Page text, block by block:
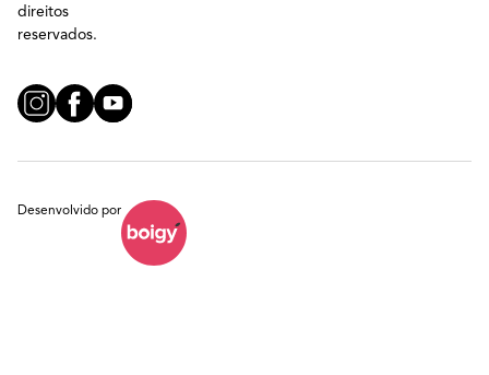
direitos
reservados.
Desenvolvido por